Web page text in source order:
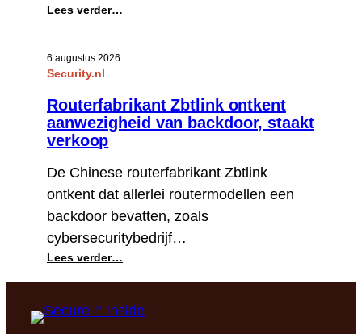
Lees verder…
6 augustus 2026
Security.nl
Routerfabrikant Zbtlink ontkent
aanwezigheid van backdoor, staakt
verkoop
De Chinese routerfabrikant Zbtlink
ontkent dat allerlei routermodellen een
backdoor bevatten, zoals
cybersecuritybedrijf…
Lees verder…
ontkent